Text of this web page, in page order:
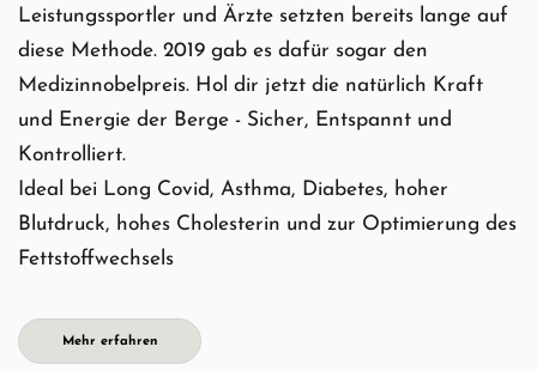
Leistungssportler und Ärzte setzten bereits lange auf
diese Methode. 2019 gab es dafür sogar den
Medizinnobelpreis. Hol dir jetzt die natürlich Kraft
und Energie der Berge - Sicher, Entspannt und
Kontrolliert.
Ideal bei Long Covid, Asthma, Diabetes, hoher
Blutdruck, hohes Cholesterin und zur Optimierung des
Fettstoffwechsels
Mehr erfahren